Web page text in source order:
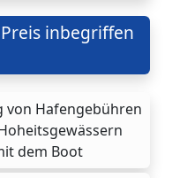
inbegriffen
von Hafengebühren
dem Boot